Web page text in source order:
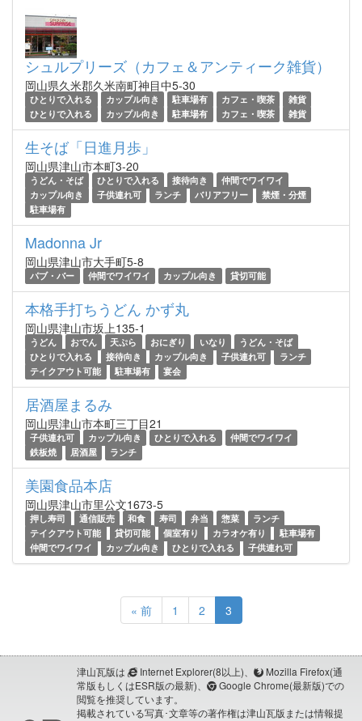
シュルプリーズ（カフェ＆アンティーク雑貨）
岡山県久米郡久米南町神目中5-30
ひとりで入れる カップル向き 駐車場有 カフェ・喫茶
雑貨
ひとりで入れる
カップル向き 駐車場有 カフェ・喫茶 雑貨
生そば「日進月歩」
岡山県津山市本町3-20
うどん・そば ひとりで入れる 接待向き
仲間でワイワイ
カップル向き
子供連れ可 ランチ バリアフリー
禁煙・分煙
駐車場有
Madonna Jr
岡山県津山市大手町5-8
パブ・バー 仲間でワイワイ カップル向き 貸切可能
本格手打ちうどん かず丸
岡山県津山市坂上135-1
うどん おでん 天ぷら おにぎり いなり
うどん・そば
ひとりで入れる
接待向き カップル向き 子供連れ可
ランチ
テイクアウト可能
駐車場有 宴会
居酒屋まるみ
岡山県津山市本町三丁目21
子供連れ可 カップル向き ひとりで入れる
仲間でワイワイ
鉄板焼
居酒屋 ランチ
美園食品本店
岡山県津山市里公文1673-5
押し寿司 通信販売 和食 寿司 弁当 惣菜
ランチ
テイクアウト可能
貸切可能 個室有り カラオケ有り
駐車場有
仲間でワイワイ
カップル向き ひとりで入れる 子供連れ可
« 前 1 2 3
津山瓦版は Internet Explorer(8以上)、
Mozilla Firefox(通
常版もしくはESR版の最新)、
Google Chrome(最新版)での
閲覧を推奨しています。
掲載されている写真･文章等の著作権は津山瓦版または情報提